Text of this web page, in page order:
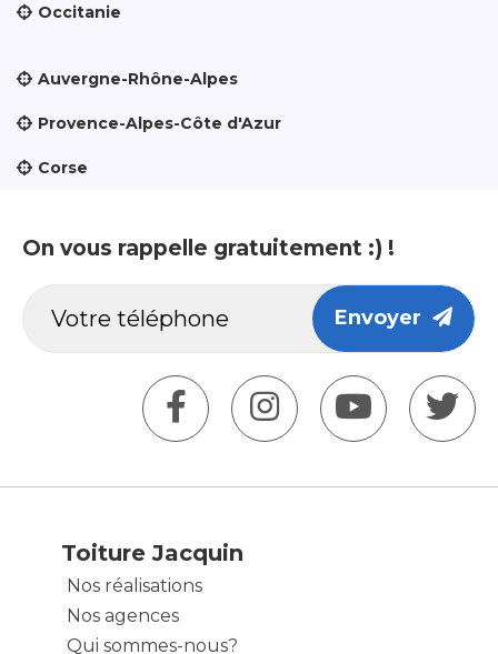
Occitanie
Auvergne-Rhône-Alpes
Provence-Alpes-Côte d'Azur
Corse
On vous rappelle gratuitement :) !
Envoyer
Toiture Jacquin
Nos réalisations
Nos agences
Qui sommes-nous?